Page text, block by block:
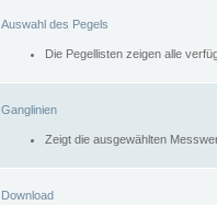
Auswahl des Pegels
Die Pegellisten zeigen alle
Ganglinien
Zeigt die ausgewählten
Download